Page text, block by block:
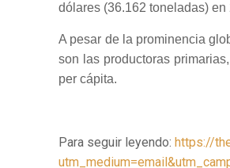
dólares (36.162 toneladas) en
A pesar de la prominencia
son las productoras
per cápita.
Para seguir leyendo:https://